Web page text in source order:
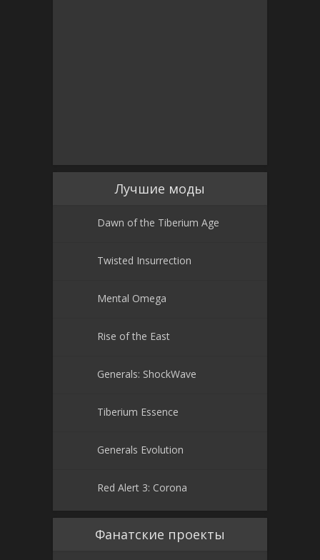
Лучшие моды
Dawn of the Tiberium Age
Twisted Insurrection
Mental Omega
Rise of the East
Generals: ShockWave
Tiberium Essence
Generals Evolution
Red Alert 3: Corona
Фанатские проекты